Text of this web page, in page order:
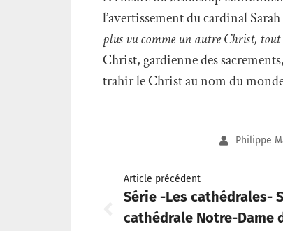
l’avertissement du cardinal Sarah
plus vu comme un autre Christ, tout
Christ, gardienne des
trahir le Christ au nom du
Philippe
Article précédent
Série -Les cathédrales-
cathédrale Notre-Dame